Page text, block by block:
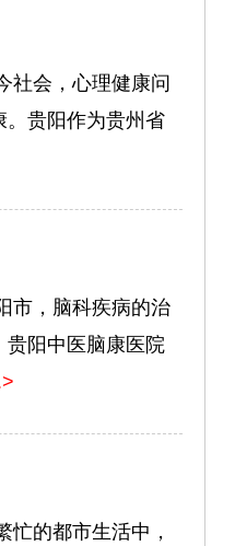
社会，心理健康问
。贵阳作为贵州省
市，脑科疾病的治
贵阳中医脑康医院
忙的都市生活中，